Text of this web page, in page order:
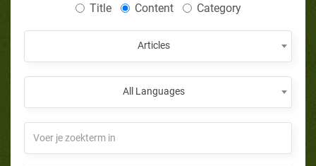
Title Content Category
Articles
All Languages